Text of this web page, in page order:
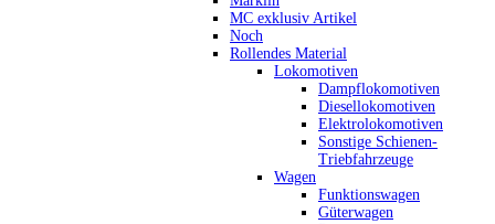
MC exklusiv Artikel
Noch
Rollendes Material
Lokomotiven
Dampflokomotiven
Diesellokomotiven
Elektrolokomotiven
Sonstige Schienen-
Triebfahrzeuge
Wagen
Funktionswagen
Güterwagen